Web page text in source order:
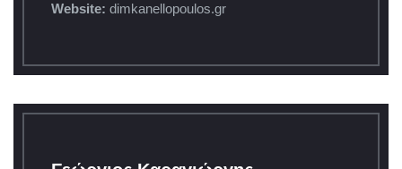
Website: dimkanellopoulos.gr